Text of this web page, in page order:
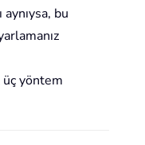
aynıysa, bu
üç yöntem